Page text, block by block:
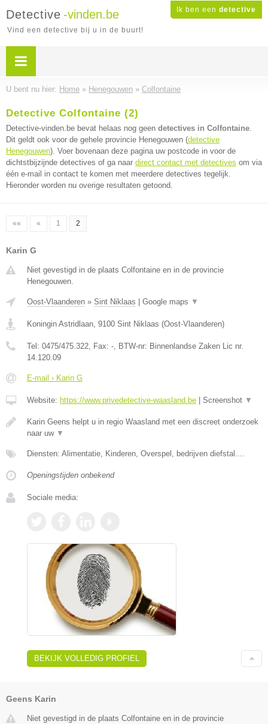
Ik ben een detective
Detective -vinden.be
Vind een detective bij u in de buurt!
U bent nu hier: Home » Henegouwen » Colfontaine
Detective Colfontaine (2)
Detective-vinden.be bevat helaas nog geen detectives in Colfontaine.
Dit geldt ook voor de gehele provincie Henegouwen (detective
Henegouwen). Voer bovenaan deze pagina uw postcode in voor de
dichtstbijzijnde detectives of ga naar direct contact met detectives om via
één e-mail in contact te komen met meerdere detectives tegelijk.
Hieronder worden nu overige resultaten getoond.
«« « 1 2
Karin G
Niet gevestigd in de plaats Colfontaine en in de provincie
Henegouwen.
Oost-Vlaanderen » Sint Niklaas Google maps ▼
Koningin Astridlaan, 9100 Sint Niklaas (Oost-Vlaanderen)
Tel: 0475/475.322, Fax: -, BTW-nr: Binnenlandse Zaken Lic nr.
14.120.09
E-mail › Karin G
Website: https://www.privedetective-waasland.be Screenshot ▼
Karin Geens helpt u in regio Waasland met een discreet onderzoek
naar uw ▼
Diensten: Alimentatie, Kinderen, Overspel, bedrijven diefstal....
Openingstijden onbekend
Sociale media:
BEKIJK VOLLEDIG PROFIEL
Geens Karin
Niet gevestigd in de plaats Colfontaine en in de provincie